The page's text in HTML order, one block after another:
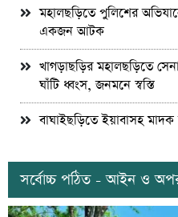
মহালছড়িতে পুলিশের
একজন আটক
খাগড়াছড়ির মহালছড়িতে
ঘাঁটি ধ্বংস, জনমনে স্বস্তি
বাঘাইছড়িতে ইয়াবাসহ
সর্বোচ্চ পঠিত - আইন ও